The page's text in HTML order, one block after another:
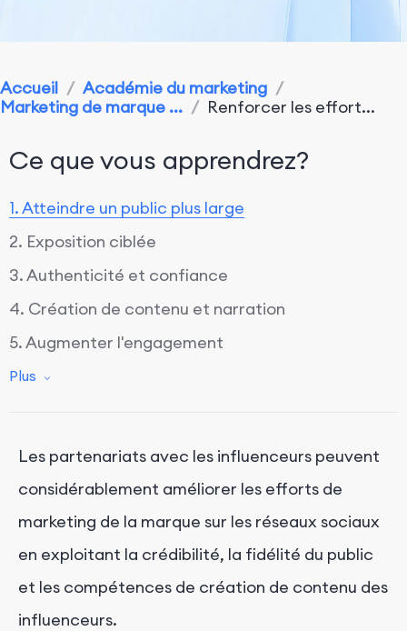
Accueil / Académie du marketing /
Marketing de marque ... / Renforcer les effort...
Ce que vous apprendrez?
1. Atteindre un public plus large
2. Exposition ciblée
3. Authenticité et confiance
4. Création de contenu et narration
5. Augmenter l'engagement
6. Générer des conversions
10. Partenariats à long terme
11. Potentiel viral
12. Feedback et amélioration
13. Marketing de niche
Plus
Les partenariats avec les influenceurs peuvent
considérablement améliorer les efforts de
marketing de la marque sur les réseaux sociaux
en exploitant la crédibilité, la fidélité du public
et les compétences de création de contenu des
influenceurs.